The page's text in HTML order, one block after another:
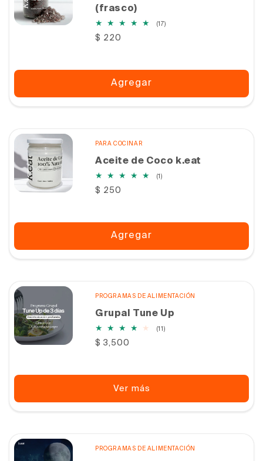
(frasco)
(17)17
Precio
$ 220
Agregar
PARA COCINAR
Aceite de Coco k.eat
(1)1
Precio
$ 250
Agregar
PROGRAMAS DE ALIMENTACIÓN
Grupal Tune Up
(11)11
Precio
$ 3,500
Ver más
PROGRAMAS DE ALIMENTACIÓN